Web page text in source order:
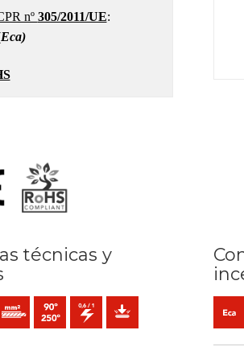
nº 305/2011/UE:
Eca)
técnicas y
de un alambre (clase 1) mm2
Conductor rígido cableado (clase 2) mm2
Temperatura máx. servicio: 90ºC / 250ºC
0,6/1 (1,2) kV C.AProtección mecánica Eca